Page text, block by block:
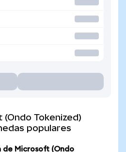
Tokenized)
populares
de Microsoft (Ondo